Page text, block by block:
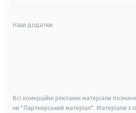
Наші додатки:
Всі комерційні рекламні матеріали
чи "Партнерський матеріал". Матеріали з